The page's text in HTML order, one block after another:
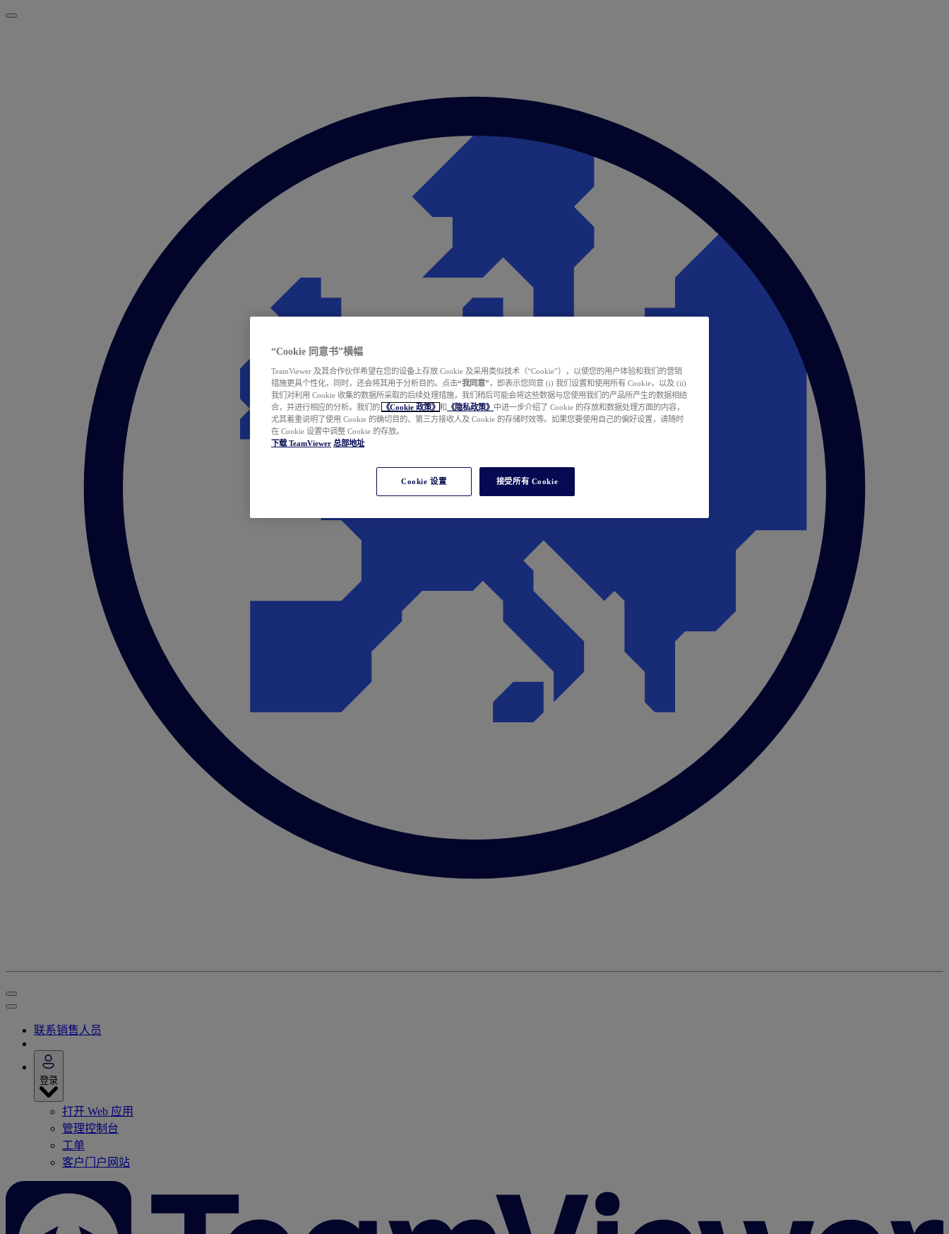
联系销售人员
登录
打开 Web 应用
管理控制台
工单
客户门户网站
“Cookie 同意书”横幅
TeamViewer 及其合作伙伴希望在您的设备上存放 Cookie 及采用类似技术（“Cookie”），以使您的用户体验和我们的营销
措施更具个性化，同时，还会将其用于分析目的。点击“我同意” ，即表示您同意 (i) 我们设置和使用所有 Cookie，以及 (ii)
我们对利用 Cookie 收集的数据所采取的后续处理措施，我们稍后可能会将这些数据与您使用我们的产品所产生的数据相结
合，并进行相应的分析。我们的
《Cookie 政策》 和 《隐私政策》 中进一步介绍了 Cookie 的存放和数据处理方面的内容，
尤其着重说明了使用 Cookie 的确切目的、第三方接收人及 Cookie 的存储时效等。如果您要使用自己的偏好设置，请随时
在 Cookie 设置中调整 Cookie 的存放。
下载 TeamViewer 总部地址
Cookie 设置 接受所有 Cookie